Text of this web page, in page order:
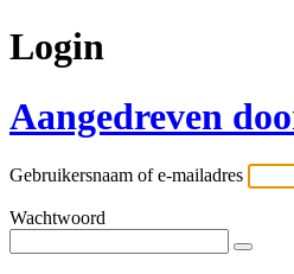
Login
Aangedreven
Gebruikersnaam of e-mailadres
Wachtwoord